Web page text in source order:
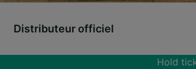
Distributeur officiel